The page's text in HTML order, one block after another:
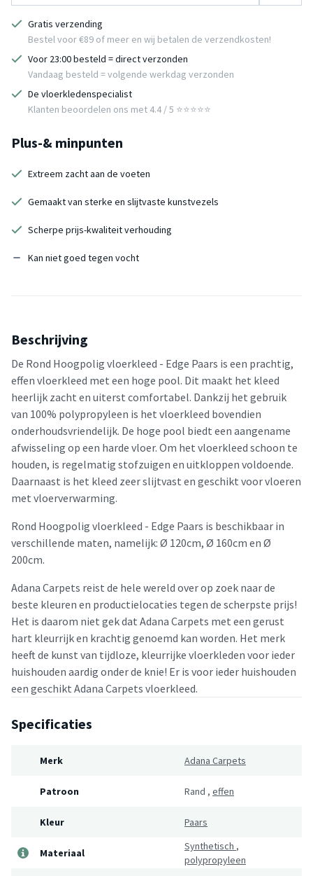
Gratis verzending
Bestel voor €89 of meer en wij betalen de verzendkosten!
Voor 23:00 besteld = direct verzonden
Vandaag besteld = volgende werkdag verzonden
De vloerkledenspecialist
Klanten beoordelen ons met 4.4 / 5 ⭐⭐⭐⭐⭐
Plus-& minpunten
Extreem zacht aan de voeten
Gemaakt van sterke en slijtvaste kunstvezels
Scherpe prijs-kwaliteit verhouding
Kan niet goed tegen vocht
Beschrijving
De Rond Hoogpolig vloerkleed - Edge Paars is een prachtig,
effen vloerkleed met een hoge pool. Dit maakt het kleed
heerlijk zacht en uiterst comfortabel. Dankzij het gebruik
van 100% polypropyleen is het vloerkleed bovendien
onderhoudsvriendelijk. De hoge pool biedt een aangename
afwisseling op een harde vloer. Om het vloerkleed schoon te
houden, is regelmatig stofzuigen en uitkloppen voldoende.
Daarnaast is het kleed zeer slijtvast en geschikt voor vloeren
met vloerverwarming.
Rond Hoogpolig vloerkleed - Edge Paars is beschikbaar in
verschillende maten, namelijk: Ø 120cm, Ø 160cm en Ø
200cm.
Adana Carpets reist de hele wereld over op zoek naar de
beste kleuren en productielocaties tegen de scherpste prijs!
Het is daarom niet gek dat Adana Carpets met een gerust
hart kleurrijk en krachtig genoemd kan worden. Het merk
heeft de kunst van tijdloze, kleurrijke vloerkleden voor ieder
huishouden aardig onder de knie! Er is voor ieder huishouden
een geschikt Adana Carpets vloerkleed.
Specificaties
Merk Adana Carpets
Patroon Rand , effen
Kleur Paars
Materiaal
Synthetisch ,
polypropyleen